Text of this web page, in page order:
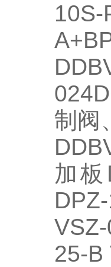
制阀
加板
25-B